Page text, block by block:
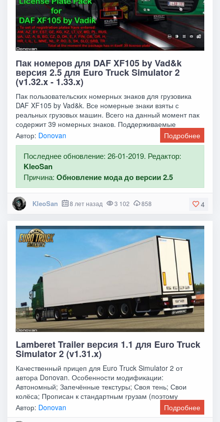
Пак номеров для DAF XF105 by Vad&k
версия 2.5 для Euro Truck Simulator 2
(v1.32.x - 1.33.x)
Пак пользовательских номерных знаков для грузовика
DAF XF105 by Vad&k. Все номерные знаки взяты с
реальных грузовых машин. Всего на данный момент пак
содержит 39 номерных знаков. Поддерживаемые
Автор: Donovan Подробнее
Последнее обновление: 26-01-2019. Редактор:
KleoSan
Причина:Обновление мода до версии 2.5
4
KleoSan 8 лет назад 3 102 858
Lamberet Trailer версия 1.1 для Euro Truck
Simulator 2 (v1.31.x)
Качественный прицеп для Euro Truck Simulator 2 от
автора Donovan. Особенности модификации:
Автономный; Запечённые текстуры; Своя тень; Свои
колёса; Прописан к стандартным грузам (поэтому
появляется
Автор: Donovan Подробнее